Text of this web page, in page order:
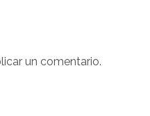
un comentario.